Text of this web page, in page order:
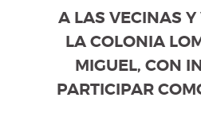
A LAS VECINAS Y
Información disponible
A LAS VECINAS Y
LA COLONIA
MIGUEL, CON
PARTICIPAR